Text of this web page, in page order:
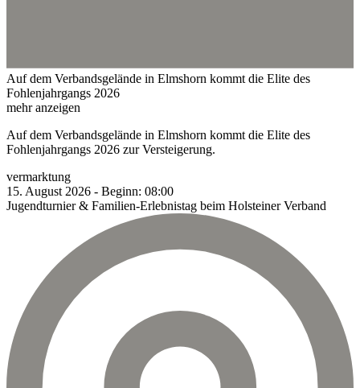
Auf dem Verbandsgelände in Elmshorn kommt die Elite des
Fohlenjahrgangs 2026
mehr anzeigen
Auf dem Verbandsgelände in Elmshorn kommt die Elite des
Fohlenjahrgangs 2026 zur Versteigerung.
vermarktung
15. August 2026 - Beginn: 08:00
Jugendturnier & Familien-Erlebnistag beim Holsteiner Verband